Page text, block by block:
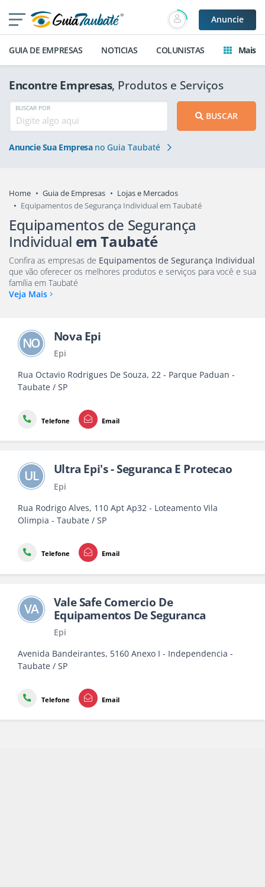
Anuncie
GUIA DE EMPRESAS NOTICIAS COLUNISTAS Mais
Encontre Empresas, Produtos e Serviços
BUSCAR POR
BUSCAR
Anuncie Sua Empresano Guia Taubaté
Home Guia de Empresas
Lojas e Mercados
Equipamentos de Segurança Individual em Taubaté
Equipamentos de Segurança
Individual em Taubaté
Confira as empresas de Equipamentos de Segurança Individual
que vão oferecer os melhores produtos e serviços para você e sua
família em Taubaté
Veja Mais
NO Nova Epi
Epi
Rua Octavio Rodrigues De Souza, 22 - Parque Paduan -
Taubate / SP
Telefone Email
UL Ultra Epi's - Seguranca E Protecao
Epi
Rua Rodrigo Alves, 110 Apt Ap32 - Loteamento Vila
Olimpia - Taubate / SP
Telefone Email
VA
Vale Safe Comercio De
Equipamentos De Seguranca
Epi
Avenida Bandeirantes, 5160 Anexo I - Independencia -
Taubate / SP
Telefone Email